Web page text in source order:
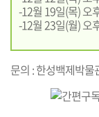
-12월 19일(목) 오
-12월 23일(월) 오
문의 : 한성백제박